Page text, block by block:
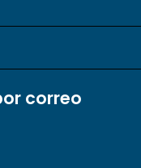
correo